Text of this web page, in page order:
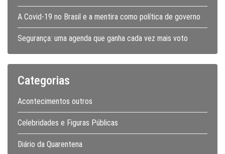
A Covid-19 no Brasil e a mentira como política de governo
Segurança: uma agenda que ganha cada vez mais voto
Categorias
Acontecimentos outros
Celebridades e Figuras Públicas
Diário da Quarentena